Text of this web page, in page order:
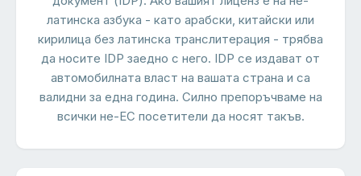
латинска азбука - като арабски, китайски или
кирилица без латинска транслитерация - трябва
да носите IDP заедно с него. IDP се издават от
автомобилната власт на вашата страна и са
валидни за една година. Силно препоръчваме на
всички не-ЕС посетители да носят такъв.